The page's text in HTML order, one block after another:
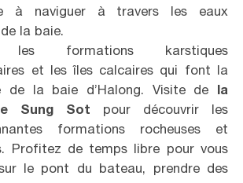
à naviguer à travers les eaux
la baie.
les formations karstiques
et les îles calcaires qui font la
de la baie d’Halong. Visite de la
Sung Sot pour découvrir les
formations rocheuses et
Profitez de temps libre pour vous
le pont du bateau, prendre des